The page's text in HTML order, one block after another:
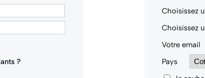
?
Choisissez
Choisissez
Votre email
Pays